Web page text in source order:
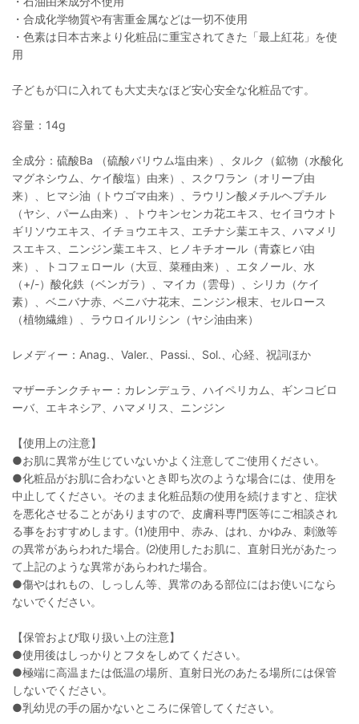
・合成化学物質や有害重金属などは一切不使用
・色素は日本古来より化粧品に重宝されてきた「最上紅花」を使
用
子どもが口に入れても大丈夫なほど安心安全な化粧品です。
容量：14g
全成分：硫酸Ba （硫酸バリウム塩由来）、タルク（鉱物（水酸化
マグネシウム、ケイ酸塩）由来）、スクワラン（オリーブ由
来）、ヒマシ油（トウゴマ由来）、ラウリン酸メチルヘプチル
（ヤシ、パーム由来）、トウキンセンカ花エキス、セイヨウオト
ギリソウエキス、イチョウエキス、エチナシ葉エキス、ハマメリ
スエキス、ニンジン葉エキス、ヒノキチオール（青森ヒバ由
来）、トコフェロール（大豆、菜種由来）、エタノール、水
（+/-）酸化鉄（ベンガラ）、マイカ（雲母）、シリカ（ケイ
素）、ベニバナ赤、ベニバナ花末、ニンジン根末、セルロース
（植物繊維）、ラウロイルリシン（ヤシ油由来）
レメディー：Anag.、Valer.、Passi.、Sol.、心経、祝詞ほか
マザーチンクチャー：カレンデュラ、ハイペリカム、ギンコビロ
ーバ、エキネシア、ハマメリス、ニンジン
【使用上の注意】
●お肌に異常が生じていないかよく注意してご使用ください。
●化粧品がお肌に合わないとき即ち次のような場合には、使用を
中止してください。そのまま化粧品類の使用を続けますと、症状
を悪化させることがありますので、皮膚科専門医等にご相談され
る事をおすすめします。⑴使用中、赤み、はれ、かゆみ、刺激等
の異常があらわれた場合。⑵使用したお肌に、直射日光があたっ
て上記のような異常があらわれた場合。
●傷やはれもの、しっしん等、異常のある部位にはお使いになら
ないでください。
【保管および取り扱い上の注意】
●使用後はしっかりとフタをしめてください。
●極端に高温または低温の場所、直射日光のあたる場所には保管
しないでください。
●乳幼児の手の届かないところに保管してください。